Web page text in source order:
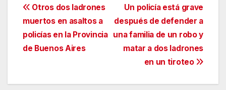
Navegación
de
entradas
Un policía está grave
después de defender a
una familia de un robo y
matar a dos ladrones
en un tiroteo
Otros dos ladrones
muertos en asaltos a
policías en la Provincia
de Buenos Aires